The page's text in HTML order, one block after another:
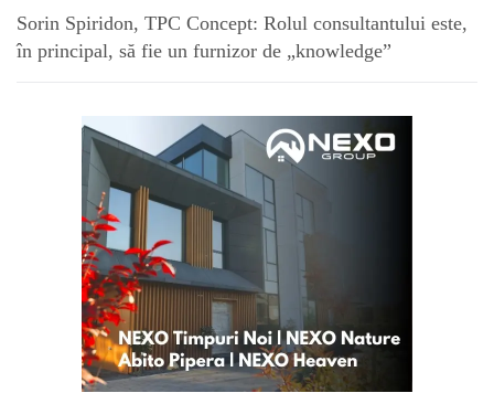
Sorin Spiridon, TPC Concept: Rolul consultantului este,
în principal, să fie un furnizor de „knowledge”